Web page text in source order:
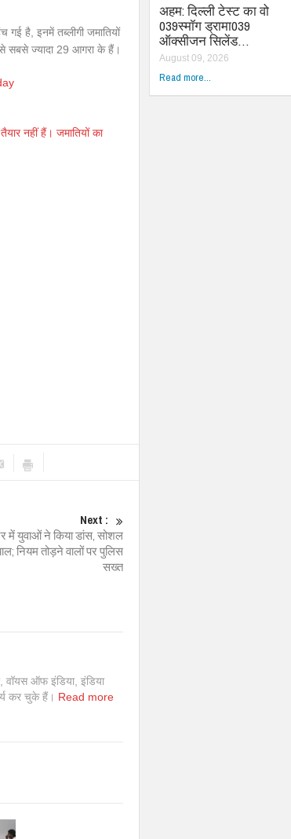
है, इनमें तब्लीगी जमातियों
सबसे ज्यादा 29 आगरा के हैं।
नहीं हैं। जमातियों का
Next :
में युवाओं ने किया डांस, सोशल
नियम तोड़ने वालों पर पुलिस
सख्त
वॉयस ऑफ इंडिया, इंडिया
कर चुके हैं। Read more
अहम: दिल्ली टेस्ट का वो
039स्मॉग ड्रामा039
ऑक्सीजन सिलेंड…
August 09, 2026
Read more...